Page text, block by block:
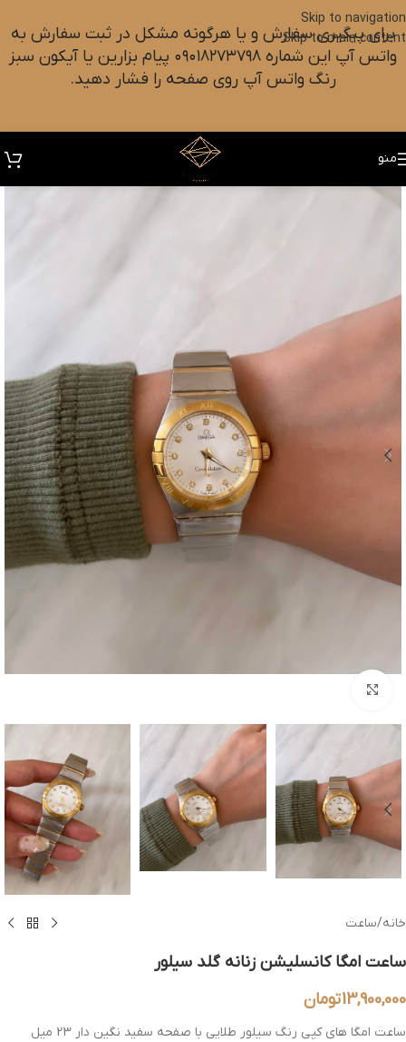
Skip to navigation
Skip to main content
برای پیگیری سفارش و یا هرگونه مشکل در ثبت سفارش به
واتس آپ این شماره ۰۹۰۱۸۲۷۳۷۹۸ پیام بزارین یا آیکون سبز
رنگ واتس آپ روی صفحه را فشار دهید.
منو
خانه/ساعت
ساعت امگا کانسلیشن زنانه گلد سیلور
13,900,000تومان
ساعت امگا های کپی رنگ سیلور طلایی با صفحه سفید نگین دار 23 میل